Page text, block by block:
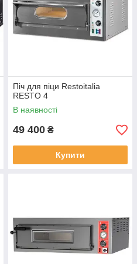
Піч для піци Restoitalia
RESTO 4
В наявності
49 400 ₴
Купити